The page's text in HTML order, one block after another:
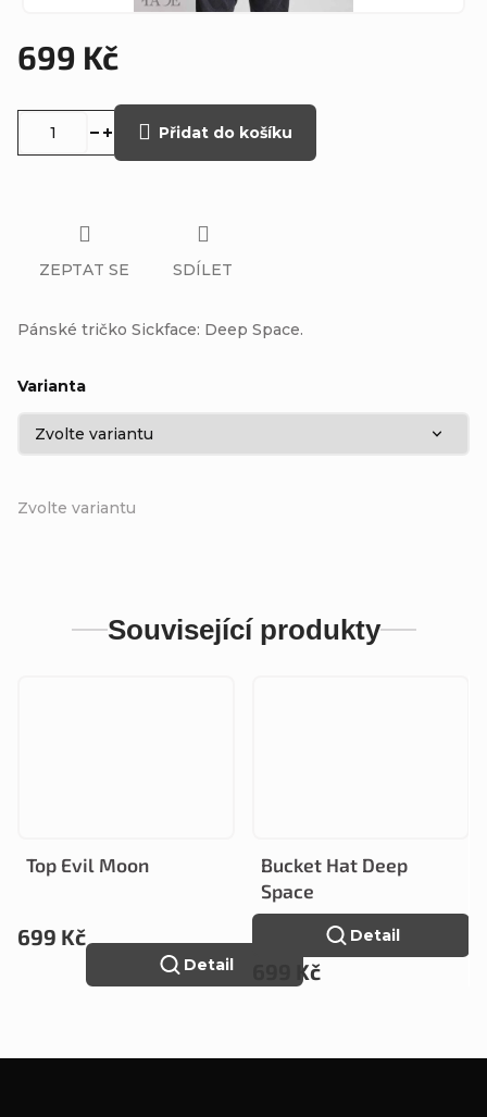
699 Kč
Zvolte variantu
Varianta
Přidat do košíku
Pánské tričko Sickface: Deep Space.
ZEPTAT SE SDÍLET
Související produkty
Top Evil Moon
699 Kč
Detail
Bucket Hat Deep
Space
699 Kč
Detail